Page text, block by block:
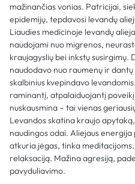
mažinančias vonias. Patricijai,
epidemijų, tepdavosi levandų
Liaudies medicinoje levandų
naudojami nuo migrenos,
kraujagyslių bei inkstų susirgimų.
naudodavo nuo raumenų ir
skalbinius kvepindavo
raminantį, atpalaiduojantį
nuskausmina – tai vienas
Levandos skatina kraujo
naudingos odai. Aliejaus
atkuria jėgas, tinka
relaksaciją. Mažina agresiją,
pavyduliavimo.